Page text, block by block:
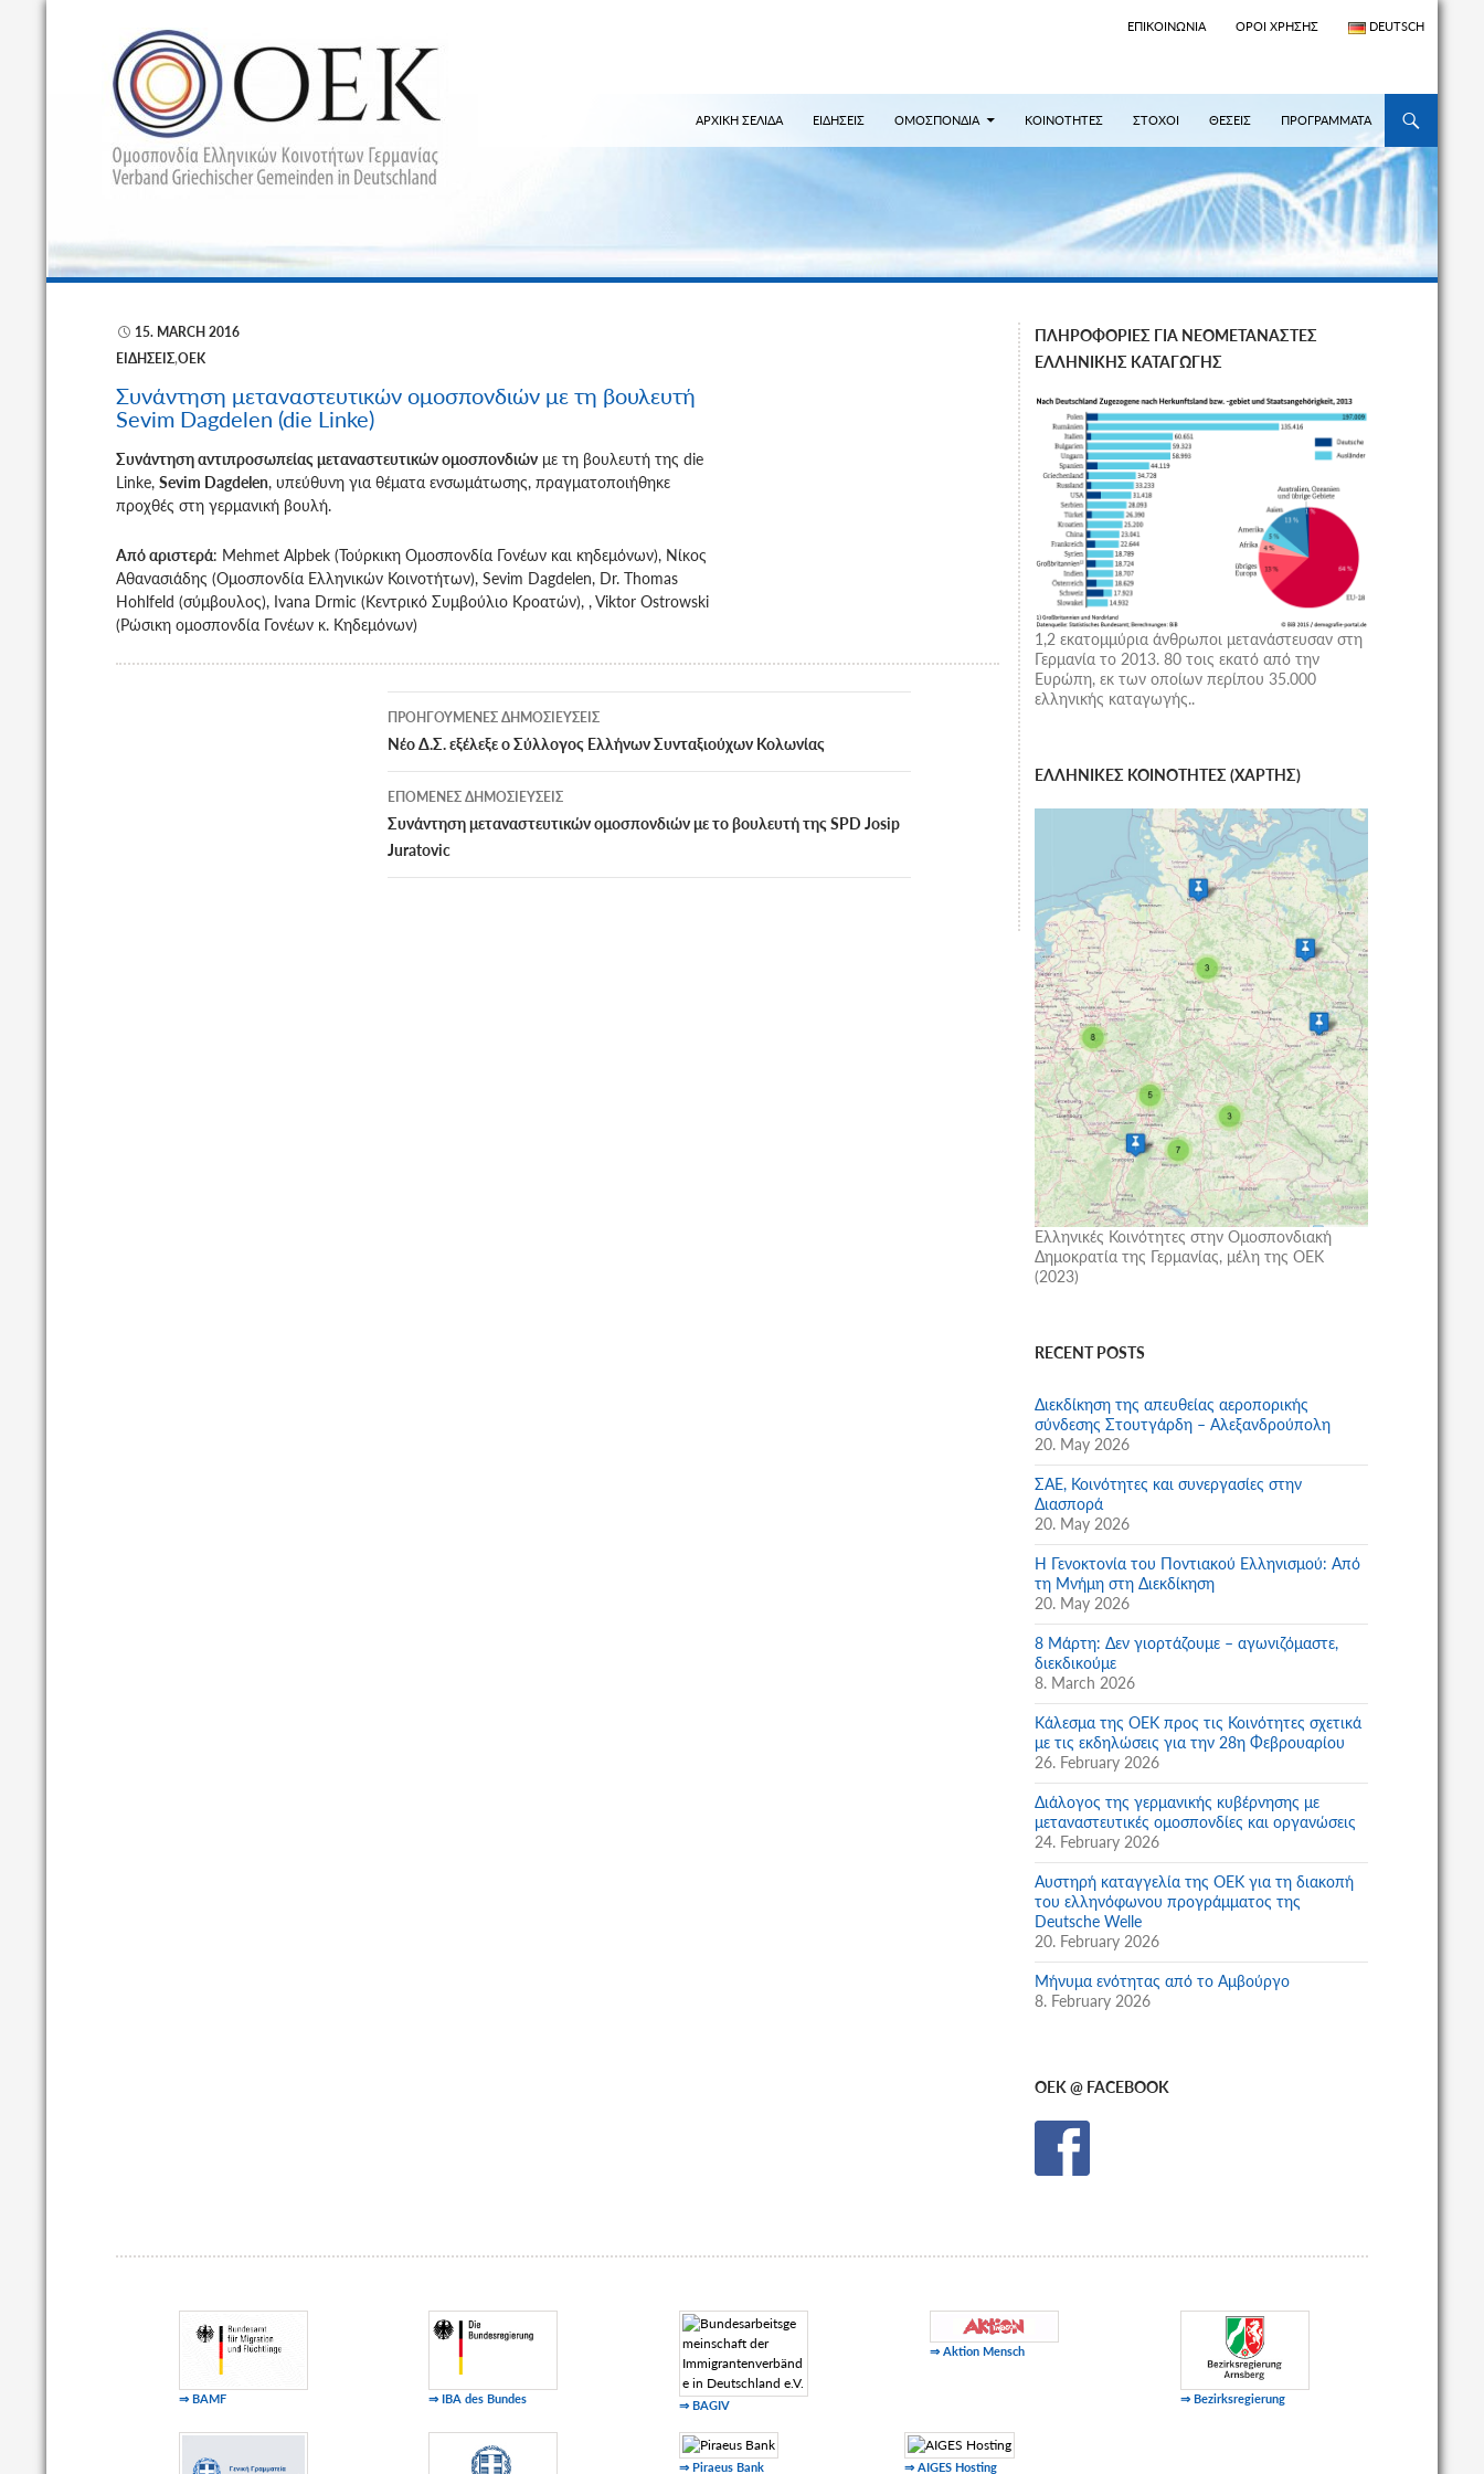
ΕΠΙΚΟΙΝΩΝΊΑ ΌΡΟΙ ΧΡΉΣΗΣ DEUTSCH
ΑΡΧΙΚΗ ΣΕΛΙΔΑ
ΕΙΔΗΣΕΙΣ ΟΜΟΣΠΟΝΔΙΑ ΚΟΙΝΟΤΗΤΕΣ ΣΤΟΧΟΙ ΘΕΣΕΙΣ ΠΡΟΓΡΑΜΜΑΤΑ
15. MARCH 2016
ΕΙΔΉΣΕΙΣ,ΟΕΚ
Συνάντηση μεταναστευτικών ομοσπονδιών με τη βουλευτή
Sevim Dagdelen (die Linke)
Συνάντηση αντιπροσωπείας μεταναστευτικών ομοσπονδιών με τη βουλευτή της die
Linke, Sevim Dagdelen, υπεύθυνη για θέματα ενσωμάτωσης, πραγματοποιήθηκε
προχθές στη γερμανική βουλή.
Από αριστερά: Mehmet Alpbek (Τούρκικη Ομοσπονδία Γονέων και κηδεμόνων), Νίκος
Αθανασιάδης (Ομοσπονδία Ελληνικών Κοινοτήτων), Sevim Dagdelen, Dr. Thomas
Hohlfeld (σύμβουλος), Ivana Drmic (Κεντρικό Συμβούλιο Κροατών), , Viktor Ostrowski
(Ρώσικη ομοσπονδία Γονέων κ. Κηδεμόνων)
Πλοήγηση
άρθρων
ΠΡΟΗΓΟΎΜΕΝΕΣ ΔΗΜΟΣΙΕΎΣΕΙΣ
Νέο Δ.Σ. εξέλεξε ο Σύλλογος Ελλήνων Συνταξιούχων Κολωνίας
ΕΠΌΜΕΝΕΣ ΔΗΜΟΣΙΕΎΣΕΙΣ
Συνάντηση μεταναστευτικών ομοσπονδιών με τo βουλευτή της SPD Josip
Juratovic
ΠΛΗΡΟΦΟΡΙΕΣ ΓΙΑ ΝΕΟΜΕΤΑΝΑΣΤΕΣ
ΕΛΛΗΝΙΚΗΣ ΚΑΤΑΓΩΓΗΣ
1,2 εκατομμύρια άνθρωποι μετανάστευσαν στη
Γερμανία το 2013. 80 τοις εκατό από την
Ευρώπη, εκ των οποίων περίπου 35.000
ελληνικής καταγωγής..
ΕΛΛΗΝΙΚΕΣ ΚΟΙΝΟΤΗΤΕΣ (ΧΑΡΤΗΣ)
Ελληνικές Κοινότητες στην Ομοσπονδιακή
Δημοκρατία της Γερμανίας, μέλη της ΟΕΚ
(2023)
RECENT POSTS
Διεκδίκηση της απευθείας αεροπορικής
σύνδεσης Στουτγάρδη – Αλεξανδρούπολη
20. May 2026
ΣΑΕ, Κοινότητες και συνεργασίες στην
Διασπορά
20. May 2026
Η Γενοκτονία του Ποντιακού Ελληνισμού: Από
τη Μνήμη στη Διεκδίκηση
20. May 2026
8 Μάρτη: Δεν γιορτάζουμε – αγωνιζόμαστε,
διεκδικούμε
8. March 2026
Κάλεσμα της ΟΕΚ προς τις Κοινότητες σχετικά
με τις εκδηλώσεις για την 28η Φεβρουαρίου
26. February 2026
Διάλογος της γερμανικής κυβέρνησης με
μεταναστευτικές ομοσπονδίες και οργανώσεις
24. February 2026
Αυστηρή καταγγελία της ΟΕΚ για τη διακοπή
του ελληνόφωνου προγράμματος της
Deutsche Welle
20. February 2026
Μήνυμα ενότητας από το Αμβούργο
8. February 2026
OEK @ FACEBOOK
⇒ BAMF ⇒ IBA des Bundes
⇒ BAGIV
⇒ Aktion Mensch
⇒ Bezirksregierung
⇒ Piraeus Bank ⇒ AIGES Hosting